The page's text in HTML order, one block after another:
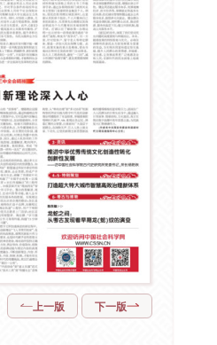
上一版 下一版